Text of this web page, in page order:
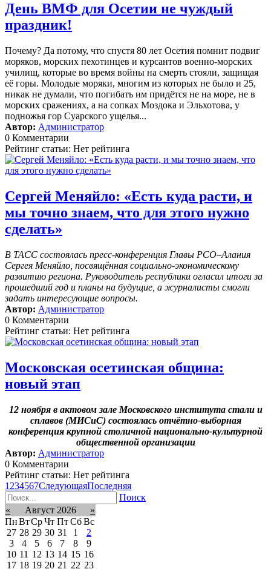
День ВМФ для Осетии не чуждый
праздник!
Почему? Да потому, что спустя 80 лет Осетия помнит подвиг
моряков, морских пехотинцев и курсантов военно-морских
училищ, которые во время войны на смерть стояли, защищая
её горы. Молодые моряки, многим из которых не было и 25,
никак не думали, что погибать им придётся не на море, не в
морских сражениях, а на сопках Моздока и Эльхотова, у
подножья гор Суарского ущелья...
Автор: Администратор
0 Комментарии
Рейтинг статьи: Нет рейтинга
Сергей Меняйло: «Есть куда расти, и
мы точно знаем, что для этого нужно
сделать»
В ТАСС состоялась пресс-конференция Главы РСО–Алания
Сергея Меняйло, посвящённая социально-экономическому
развитию региона. Руководитель республики огласил итоги за
прошедший год и планы на будущие, а журналисты смогли
задать интересующие вопросы.
Автор: Администратор
0 Комментарии
Рейтинг статьи: Нет рейтинга
Московская осетинская община:
новый этап
12 ноября в актовом зале Московского института стали и
сплавов (МИСиС) состоялась отчётно-выборная
конференция крупной столичной национально-культурной
общественной организации
Автор: Администратор
0 Комментарии
Рейтинг статьи: Нет рейтинга
1 234567СледующаяПоследняя
Поиск
«
Август 2026
»
ПнВтСрЧт Пт Сб Вс
27 28 29 30 31 1
2
3
4 5 6 7 8
9
10 11 12 13 14 15 16
17 18 19 20 21 22 23